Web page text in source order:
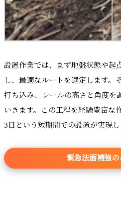
設置作業では、まず地盤状態や起
し、最適なルートを選定します。
打ち込み、レールの高さと角度を
いきます。この工程を経験豊富な
3日という短期間での設置が実現し
緊急法面補強